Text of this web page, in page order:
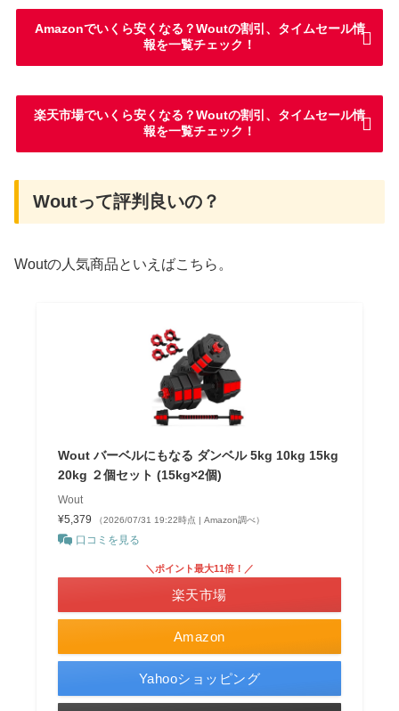
Amazonでいくら安くなる？Woutの割引、タイムセール情
報を一覧チェック！
楽天市場でいくら安くなる？Woutの割引、タイムセール情
報を一覧チェック！
Woutって評判良いの？
Woutの人気商品といえばこちら。
Wout バーベルにもなる ダンベル 5kg 10kg 15kg
20kg ２個セット (15kg×2個)
Wout
¥5,379
（2026/07/31 19:22時点 | Amazon調べ）
口コミを見る
Amazon
＼ポイント最大11倍！／
楽天市場
Yahooショッピング